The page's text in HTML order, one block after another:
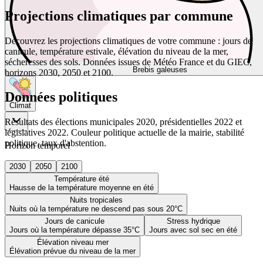
Brebis galeuses
Climat
Horizon temporel
2030 2050
2100
Température été
Hausse de la température moyenne en été
Nuits tropicales
Nuits où la température ne descend pas sous 20°C
Jours de canicule
Jours où la température dépasse 35°C
Stress hydrique
Jours avec sol sec en été
Élévation niveau mer
Élévation prévue du niveau de la mer
Projections climatiques par commune
Découvrez les projections climatiques de votre commune : jours de
canicule, température estivale, élévation du niveau de la mer,
sécheresses des sols. Données issues de Météo France et du GIEC,
horizons 2030, 2050 et 2100.
Données politiques
Résultats des élections municipales 2020, présidentielles 2022 et
législatives 2022. Couleur politique actuelle de la mairie, stabilité
politique, taux d'abstention.